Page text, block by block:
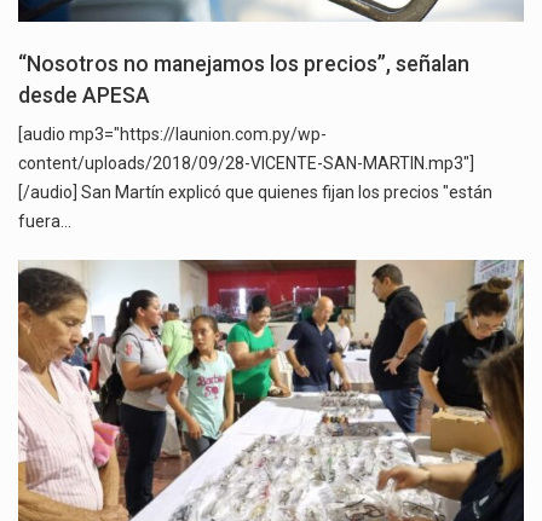
“Nosotros no manejamos los precios”, señalan
desde APESA
[audio mp3="https://launion.com.py/wp-
content/uploads/2018/09/28-VICENTE-SAN-MARTIN.mp3"]
[/audio] San Martín explicó que quienes fijan los precios "están
fuera…